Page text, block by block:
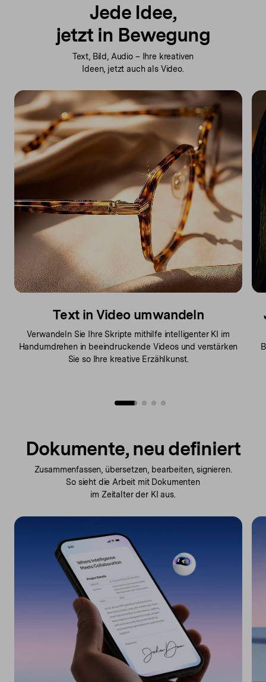
Jede Idee,
jetzt in Bewegung
Text, Bild, Audio – Ihre kreativen
Ideen, jetzt auch als Video.
Text in Video umwandeln
Verwandeln Sie Ihre Skripte mithilfe intelligenter KI im
Handumdrehen in beeindruckende Videos und verstärken
Sie so Ihre kreative Erzählkunst.
Dokumente, neu definiert
Zusammenfassen, übersetzen, bearbeiten, signieren.
So sieht die Arbeit mit Dokumenten
im Zeitalter der KI aus.